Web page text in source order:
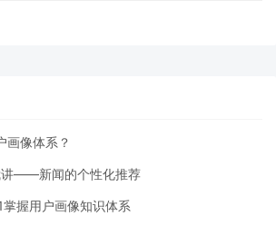
画像体系？
讲——新闻的个性化推荐
握用户画像知识体系